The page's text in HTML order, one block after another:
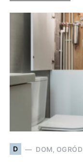
D DOM, OGRÓD